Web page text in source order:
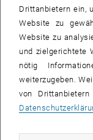
Drittanbietern ein,
Website zu
Website zu
und zielgerichtete
nötig
weiterzugeben.
von